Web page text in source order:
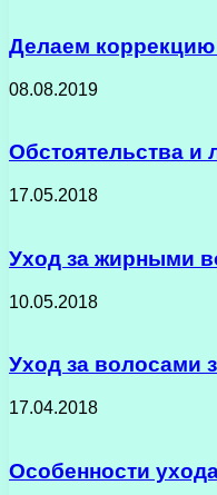
Делаем
08.08.2019
Обстоятельства и
17.05.2018
Уход за жирными
10.05.2018
Уход за волосами
17.04.2018
Особенности